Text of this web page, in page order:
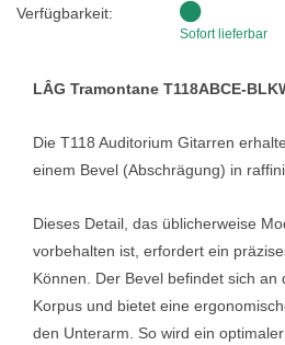
Verfügbarkeit:
Sofort lieferbar
LÂG Tramontane T118ABCE-
Die T118 Auditorium Gitarren
einem Bevel (Abschrägung) in
Dieses Detail, das üblicherweise
vorbehalten ist, erfordert ein
Können. Der Bevel befindet sich an
Korpus und bietet eine
den Unterarm. So wird ein